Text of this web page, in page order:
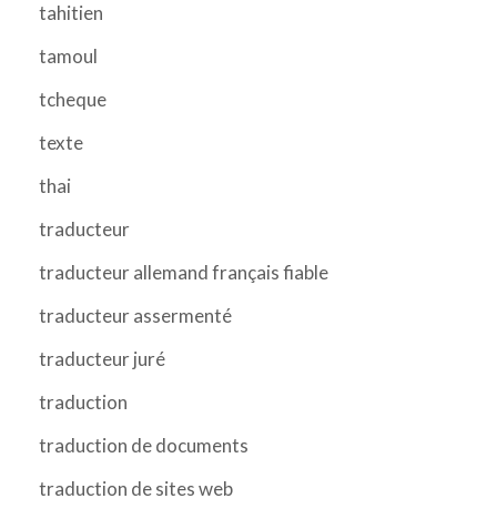
tahitien
tamoul
tcheque
texte
thai
traducteur
traducteur allemand français fiable
traducteur assermenté
traducteur juré
traduction
traduction de documents
traduction de sites web